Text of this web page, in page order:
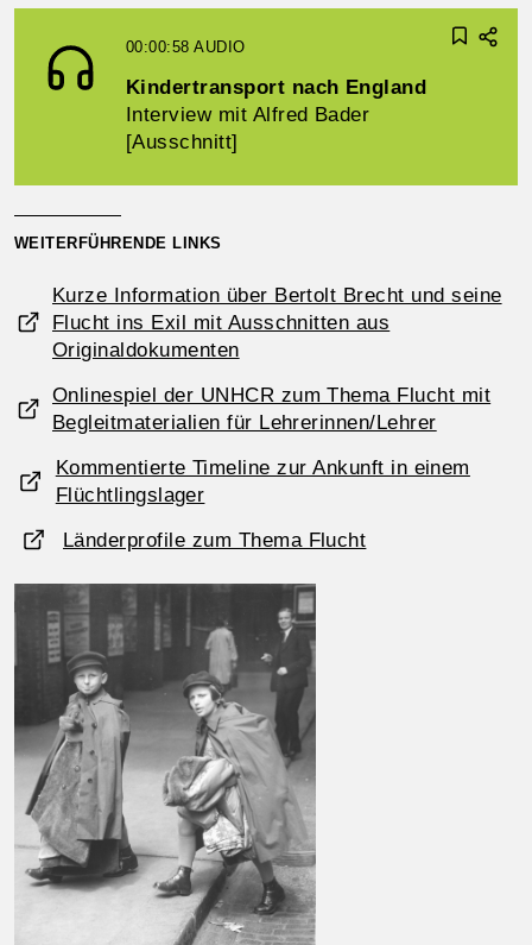
00:00:58AUDIO
Kindertransport nach England
Interview mit Alfred Bader
[Ausschnitt]
WEITERFÜHRENDE LINKS
Kurze Information über Bertolt Brecht und seine
Flucht ins Exil mit Ausschnitten aus
Originaldokumenten
Onlinespiel der UNHCR zum Thema Flucht mit
Begleitmaterialien für Lehrerinnen/Lehrer
Kommentierte Timeline zur Ankunft in einem
Flüchtlingslager
Länderprofile zum Thema Flucht